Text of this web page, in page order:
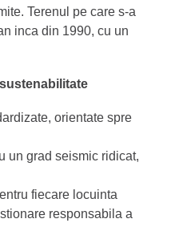
Terenul pe care s-a
inca din 1990, cu un
orientate spre
un grad seismic ridicat,
fiecare locuinta
responsabila a